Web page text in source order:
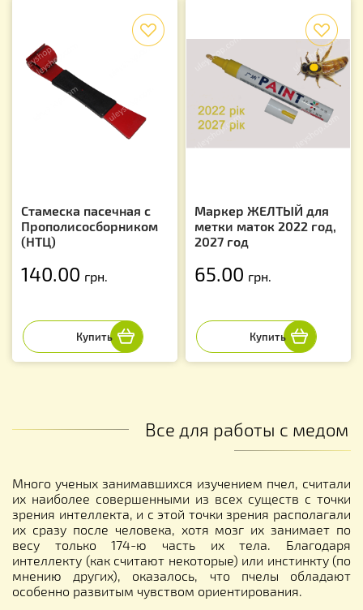
Стамеска пасечная с
Прополисосборником
(НТЦ)
140.00 грн.
Маркер ЖЕЛТЫЙ для
метки маток 2022 год,
2027 год
65.00 грн.
Все для работы с медом
Много ученых занимавшихся изучением пчел, считали
их наиболее совершенными из всех существ с точки
зрения интеллекта, и с этой точки зрения располагали
их сразу после человека, хотя мозг их занимает по
весу только 174-ю часть их тела. Благодаря
интеллекту (как считают некоторые) или инстинкту (по
мнению других), оказалось, что пчелы обладают
особенно развитым чувством ориентирования.